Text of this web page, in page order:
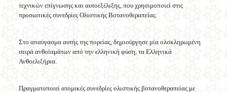
τεχνικών επίγνωσης και αυτοεξέλιξης, που χρησιμοποιεί στις
προσωπικές συνεδρίες Ολιστικής Βοτανοθεραπείας.
Στο απαύγασμα αυτής της πορείας, δημιούργησε μία ολοκληρωμένη
σειρά ανθοϊαμάτων από την ελληνική φύση, τα Ελληνικά
Ανθοελιξήρια.
Πραγματοποιεί ατομικές συνεδρίες ολιστικής βοτανοθεραπείας με